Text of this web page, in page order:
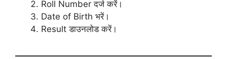
Roll Number दर्ज करें।
Date of Birth भरें।
Result डाउनलोड करें।